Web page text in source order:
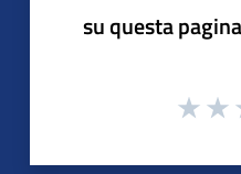
su questa